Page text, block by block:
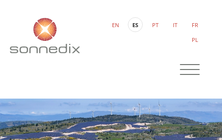
EN ES PT IT
FR
PL